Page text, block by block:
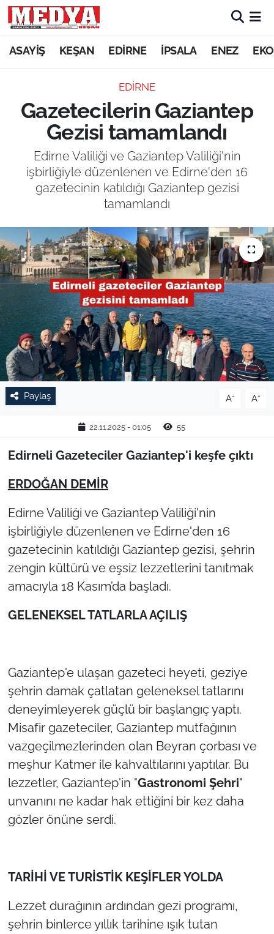
ASAYİŞ KEŞAN EDİRNE İPSALA ENEZ
EDİRNE
Gazetecilerin Gaziantep
Gezisi tamamlandı
Edirne Valiliği ve Gaziantep Valiliği'nin
işbirliğiyle düzenlenen ve Edirne'den 16
gazetecinin katıldığı Gaziantep gezisi
tamamlandı
Paylaş A- A+
22.11.2025 - 01:05 55
Edirneli Gazeteciler Gaziantep'i keşfe çıktı
​ERDOĞAN DEMİR
Edirne Valiliği ve Gaziantep Valiliği'nin
işbirliğiyle düzenlenen ve Edirne'den 16
gazetecinin katıldığı Gaziantep gezisi, şehrin
zengin kültürü ve eşsiz lezzetlerini tanıtmak
amacıyla 18 Kasım’da başladı.
​GELENEKSEL TATLARLA AÇILIŞ
​Gaziantep'e ulaşan gazeteci heyeti, geziye
şehrin damak çatlatan geleneksel tatlarını
deneyimleyerek güçlü bir başlangıç yaptı.
Misafir gazeteciler, Gaziantep mutfağının
vazgeçilmezlerinden olan Beyran çorbası ve
meşhur Katmer ile kahvaltılarını yaptılar. Bu
lezzetler, Gaziantep'in "Gastronomi Şehri"
unvanını ne kadar hak ettiğini bir kez daha
gözler önüne serdi.
​TARİHİ VE TURİSTİK KEŞİFLER YOLDA
​Lezzet durağının ardından gezi programı,
şehrin binlerce yıllık tarihine ışık tutan
KEŞAN
ASAYİŞ
SİYASET
GÜNDEM
SAĞLIK
EĞİTİM
TARIM VE HAYVANCILIK
KÜLTÜR SANAT
RESMİ İLAN
SPOR
EDİRNE
TEKİRDAĞ
KIRKLARELİ
ÇANAKKALE
TÜRKİYE
Bölge
Genel
Politika
Flaş Haber
Dış Haberler
Magazin
İş Dünyası
Canlı Maç